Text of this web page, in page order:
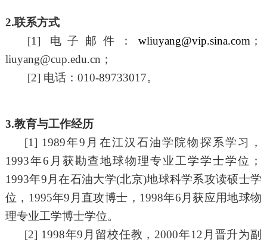
2.联系方式
[1] 电子邮件
：wliuyang@vip.sina.com ；
liuyang@cup.edu.cn ；
[2] 电话： 010-89733017。
3.教育与工作经历
[1] 1989年9月在江汉石油学院物探系学习，
1993年6月获勘查地球物理专业工学学士学位；
1993年9月在石油大学(北京)地球科学系攻读硕士学
位， 1995年9月直攻博士， 1998年6月获应用地球物
理专业工学博士学位。
[2] 1998年9 月留校任教， 2000年12月 晋升为副